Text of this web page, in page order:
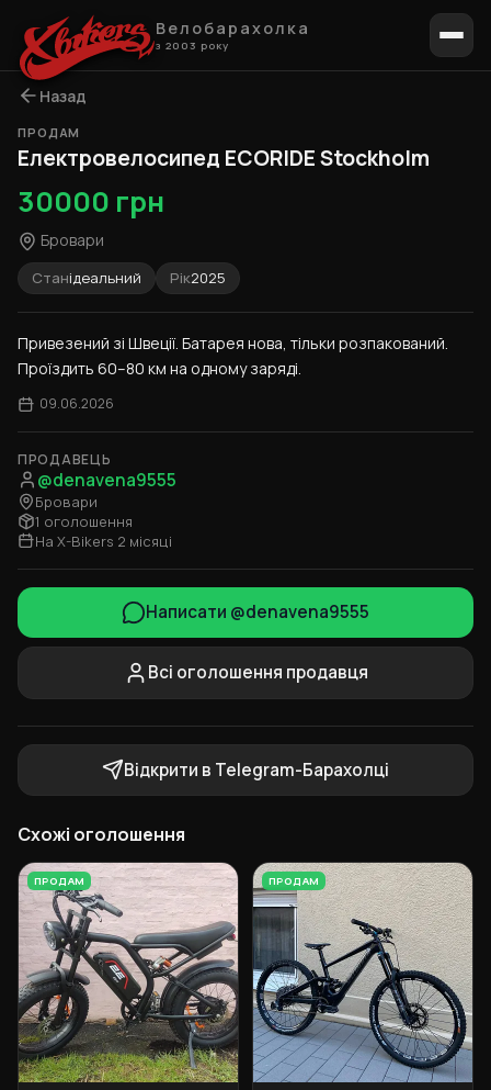
Велобарахолка
з 2003 року
Назад
ПРОДАМ
Електровелосипед ECORIDE Stockholm
30000 грн
Бровари
Станідеальний Рік2025
Привезений зі Швеції. Батарея нова, тільки розпакований.
Проїздить 60–80 км на одному заряді.
09.06.2026
ПРОДАВЕЦЬ
@denavena9555
Бровари
1 оголошення
На X-Bikers 2 місяці
Написати @denavena9555
Всі оголошення продавця
Відкрити в Telegram-Барахолці
Схожі оголошення
ПРОДАМ ПРОДАМ